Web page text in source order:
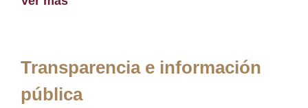
Transparencia e información
pública